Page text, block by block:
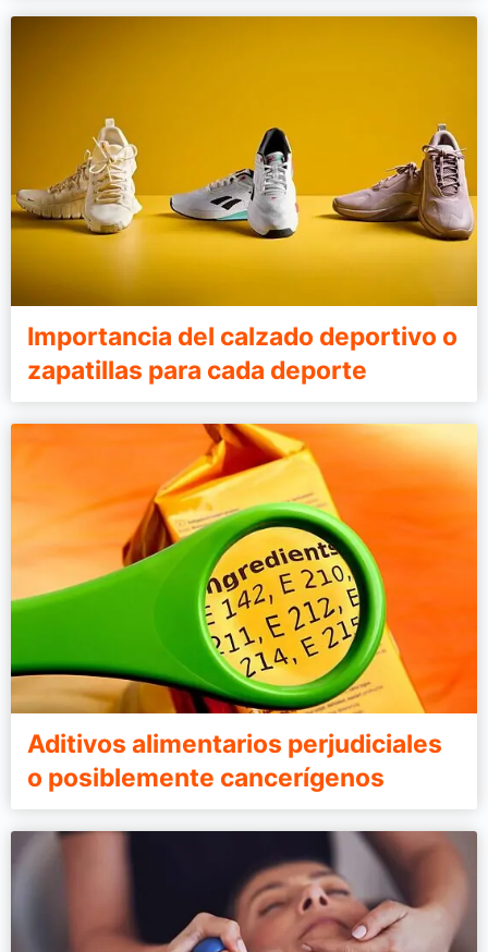
Importancia del calzado deportivo o
zapatillas para cada deporte
Aditivos alimentarios perjudiciales
o posiblemente cancerígenos